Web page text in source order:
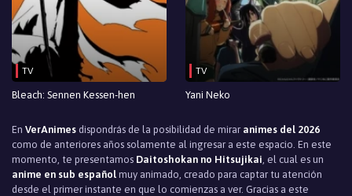
TV
Bleach: Sennen Kessen-hen
TV
Yani Neko
En VerAnimes dispondrás de la posibilidad de mirar animes del 2026
como de anteriores años solamente al ingresar a este espacio. En este
momento, te presentamos Daitoshokan no Hitsujikai , el cual es un
anime en sub español muy animado, creado para captar tu atención
desde el primer instante en que lo comienzas a ver. Gracias a este